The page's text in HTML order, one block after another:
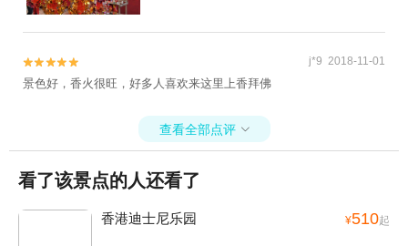

 j*9 2018-11-01
景色好，香火很旺，好多人喜欢来这里上香拜佛
查看全部点评 
看了该景点的人还看了
香港迪士尼乐园 ¥510起